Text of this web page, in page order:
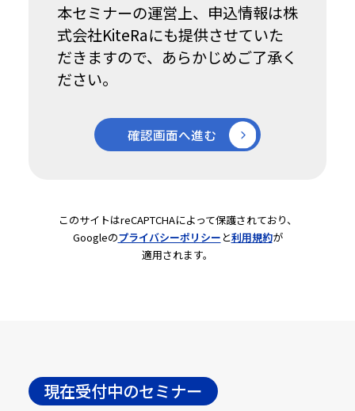
本セミナーの運営上、申込情報は株
式会社KiteRaにも提供させていた
だきますので、あらかじめご了承く
ださい。
このサイトはreCAPTCHAによって保護されており、
Googleのプライバシーポリシー と利用規約が
適用されます。
現在受付中のセミナー